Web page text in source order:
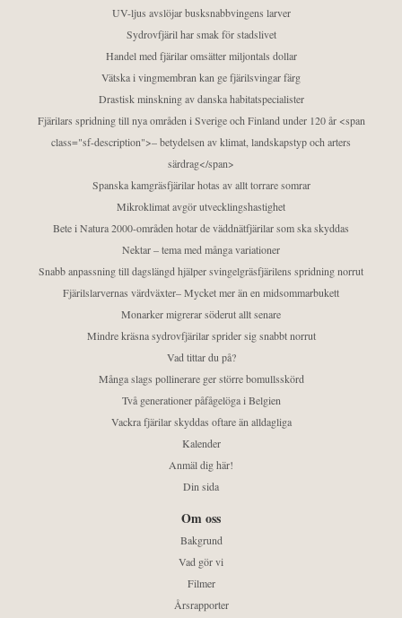
UV-ljus avslöjar busksnabbvingens larver
Sydrovfjäril har smak för stadslivet
Handel med fjärilar omsätter miljontals dollar
Vätska i vingmembran kan ge fjärilsvingar färg
Drastisk minskning av danska habitatspecialister
Fjärilars spridning till nya områden i Sverige och Finland under 120 år <span
class="sf-description">– betydelsen av klimat, landskapstyp och arters
särdrag</span>
Spanska kamgräsfjärilar hotas av allt torrare somrar
Mikroklimat avgör utvecklingshastighet
Bete i Natura 2000-områden hotar de väddnätfjärilar som ska skyddas
Nektar – tema med många variationer
Snabb anpassning till dagslängd hjälper svingelgräsfjärilens spridning norrut
Fjärilslarvernas värdväxter– Mycket mer än en midsommarbukett
Monarker migrerar söderut allt senare
Mindre kräsna sydrovfjärilar sprider sig snabbt norrut
Vad tittar du på?
Många slags pollinerare ger större bomullsskörd
Två generationer påfågelöga i Belgien
Vackra fjärilar skyddas oftare än alldagliga
Kalender
Anmäl dig här!
Din sida
Om oss
Bakgrund
Vad gör vi
Filmer
Årsrapporter